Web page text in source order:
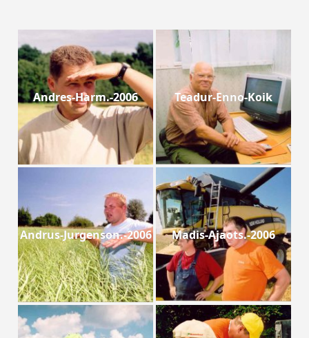
Andres-Harm.-2006 Teadur-Enno-Koik
Andrus-Jurgenson.-2006 Madis-Ajaots.-2006